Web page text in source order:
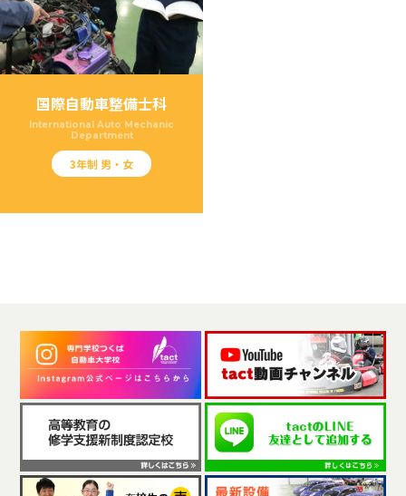
国際自動車整備士科
International Auto Mechanic
Department
3年制 男・女